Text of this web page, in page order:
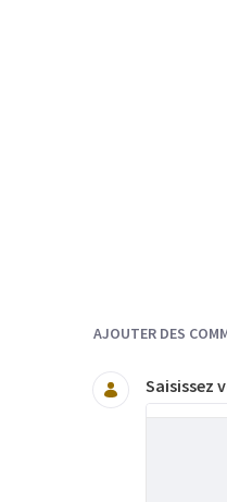
AJOUTER DES
Saisissez